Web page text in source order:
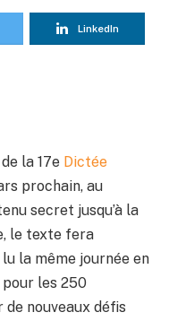
LinkedIn
la 17e Dictée
prochain, au
secret jusqu’à la
le texte fera
la même journée en
pour les 250
nouveaux défis